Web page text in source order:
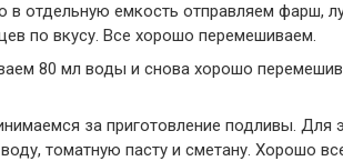
в отдельную емкость отправляем фарш,
по вкусу. Все хорошо перемешиваем.
80 мл воды и снова хорошо
за приготовление подливы. Для
томатную пасту и сметану. Хорошо